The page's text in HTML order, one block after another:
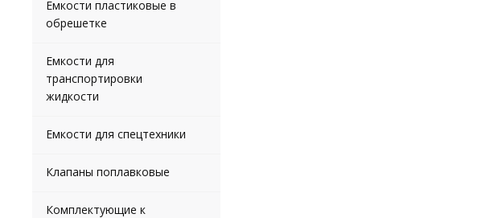
Емкости пластиковые в
обрешетке
Емкости для
транспортировки
жидкости
Емкости для спецтехники
Клапаны поплавковые
Комплектующие к